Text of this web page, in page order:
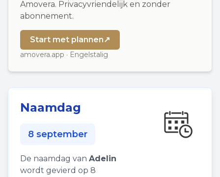
Amovera. Privacyvriendelijk en zonder
abonnement.
Start met plannen↗
amovera.app · Engelstalig
Naamdag
8 september
De naamdag van Adelin
wordt gevierd op 8